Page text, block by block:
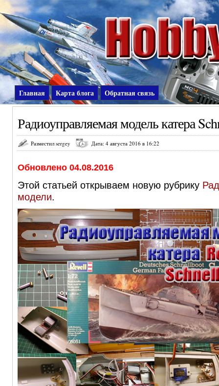
Главная Карта блога Обратная связь
Радиоуправляемая модель катера
Разместил sergey Дата: 4 августа 2016 в 16:22
Обновлено 04.08.2016
Этой статьей открываем новую рубрику
модели.